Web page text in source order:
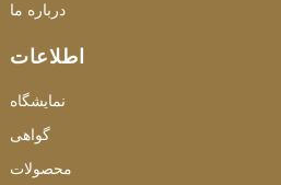
درباره ما
اطلاعات
نمایشگاه
گواهی
محصولات